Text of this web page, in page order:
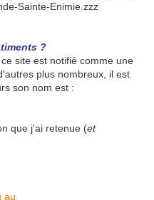
Sainte-Enimie.zzz
?
site est notifié comme une
plus nombreux, il est
son nom est :
que j'ai retenue (et